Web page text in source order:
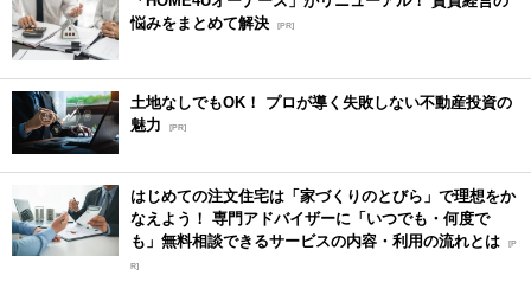
悩みをまとめて解決 [PR]
土地なしでもOK！ プロが導く失敗しない不動産投資の
魅力
[PR]
はじめての注文住宅は「家づくりのとびら」で理想をか
なえよう！ 専門アドバイザーに「いつでも・何度で
も」無料相談できるサービスの内容・利用の流れとは [P
R]